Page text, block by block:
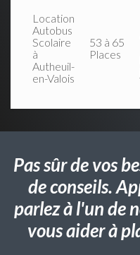
Location
Autobus
Scolaire
à
Autheuil-
en-Valois
53 à 65
Places
Pas sûr de vos
de conseils.
parlez à l'un de
vous aider à